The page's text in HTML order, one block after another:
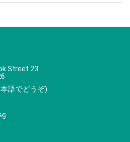
Street 23
語でどうぞ)